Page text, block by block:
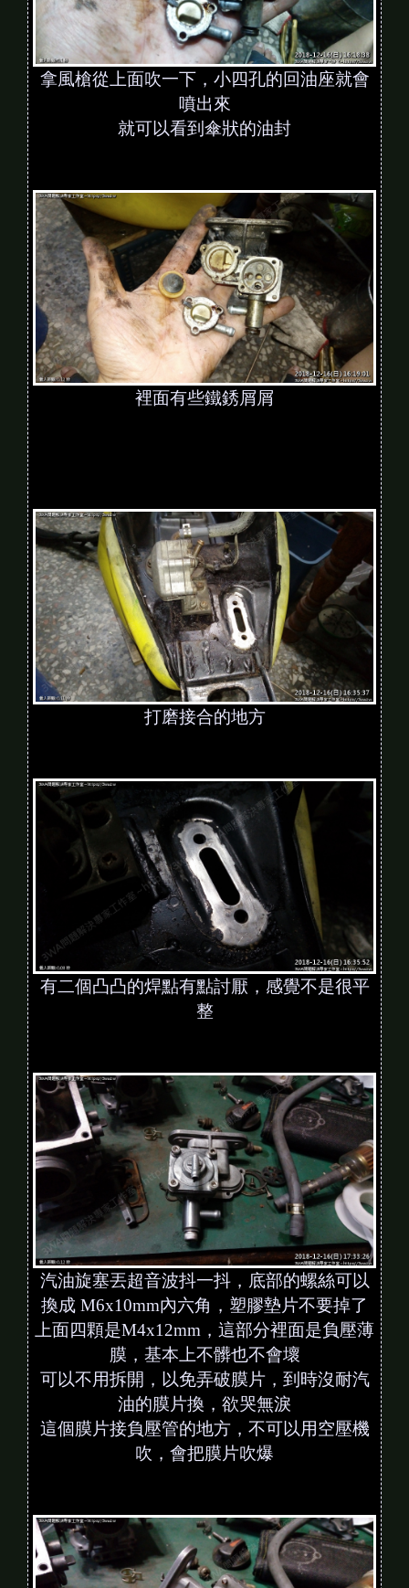
拿風槍從上面吹一下，小四孔的回油座就會
噴出來
就可以看到傘狀的油封
裡面有些鐵銹屑屑
打磨接合的地方
有二個凸凸的焊點有點討厭，感覺不是很平
整
汽油旋塞丟超音波抖一抖，底部的螺絲可以
換成 M6x10mm內六角，塑膠墊片不要掉了
上面四顆是M4x12mm，這部分裡面是負壓薄
膜，基本上不髒也不會壞
可以不用拆開， 以免弄破膜片，到時沒耐汽
油的膜片換，欲哭無淚
這個膜片接負壓管的地方，不可以用空壓機
吹，會把膜片吹爆